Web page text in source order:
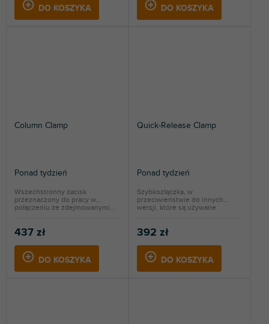
DO KOSZYKA DO KOSZYKA
Column Clamp
Ponad tydzień
437 zł
DO KOSZYKA
Wszechstronny zacisk
przeznaczony do pracy w
połączeniu ze zdejmowanymi...
Quick-Release Clamp
Ponad tydzień
392 zł
DO KOSZYKA
Szybkozłączka, w
przeciwieństwie do innych
wersji, które są używane